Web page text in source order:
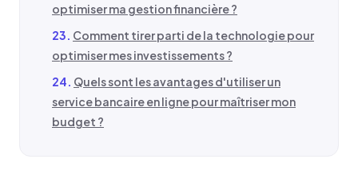
optimiser ma gestion financière ?
Comment tirer parti de la technologie pour
optimiser mes investissements ?
Quels sont les avantages d'utiliser un
service bancaire en ligne pour maîtriser mon
budget ?